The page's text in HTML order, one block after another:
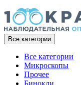
Все категории
Все категории
Микроскопы
Прочее
Бинокли